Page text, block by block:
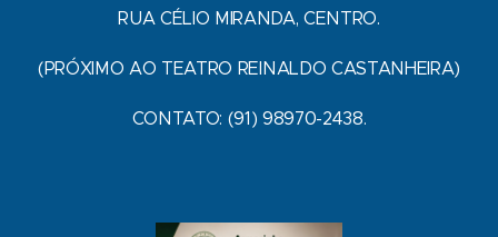
RUA CÉLIO MIRANDA, CENTRO.
(PRÓXIMO AO TEATRO REINALDO CASTANHEIRA)
CONTATO: (91) 98970-2438.